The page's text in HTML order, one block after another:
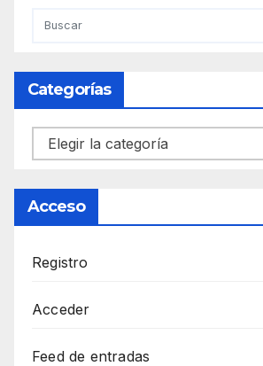
Categorías
Categorías
Acceso
Registro
Acceder
Feed de entradas